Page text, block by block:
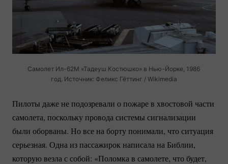
Самолет Ил-62М «Тадеуш Костюшко» в Нью-Йорке , 1986
год. Источник: Феликс Гёттинг / Wikimedia
Пилоты даже не подозревали о пожаре в хвостовой части
самолета, поскольку провода системы сигнализации
были оборваны. Но все на борту понимали, что ситуация
серьезная. Одна из пассажирок написала на Библии,
которую везла с собой: «Поломка в самолете, что будет,